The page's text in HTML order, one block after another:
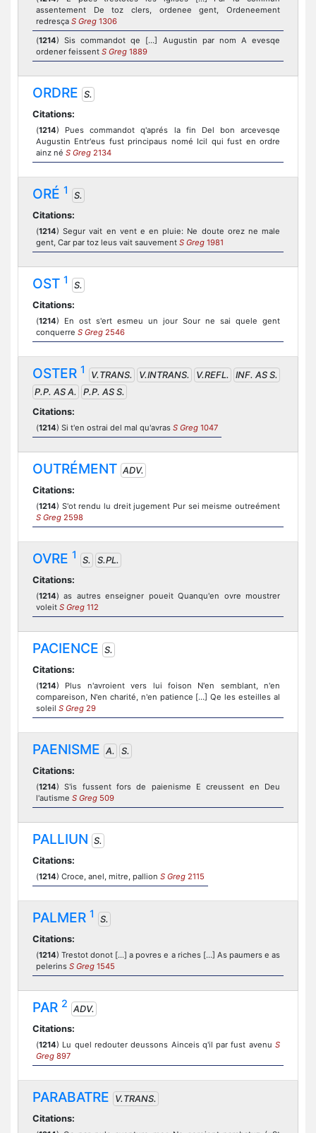
assentement De toz clers, ordenee gent, Ordeneement
redresça S Greg 1306
(1214) Sis commandot qe [...] Augustin par nom A evesqe
ordener feissent S Greg 1889
ORDRE S.
Citations:
(1214) Pues commandot q'aprés la fin Del bon arcevesqe
Augustin Entr'eus fust principaus nomé Icil qui fust en ordre
ainz né S Greg 2134
ORÉ 1
S.
Citations:
(1214) Segur vait en vent e en pluie: Ne doute orez ne male
gent, Car par toz leus vait sauvement S Greg 1981
OST 1
S.
Citations:
(1214) En ost s'ert esmeu un jour Sour ne sai quele gent
conquerre S Greg 2546
OSTER 1 V.TRANS. V.INTRANS. V.REFL.
INF. AS S.
P.P. AS A.
P.P. AS S.
Citations:
(1214) Si t'en ostrai del mal qu'avras S Greg 1047
OUTRÉMENT ADV.
Citations:
(1214) S'ot rendu lu dreit jugement Pur sei meisme outreément
S Greg 2598
OVRE 1 S.
S.PL.
Citations:
(1214) as autres enseigner poueit Quanqu'en ovre moustrer
voleit S Greg 112
PACIENCE S.
Citations:
(1214) Plus n'avroient vers lui foison N'en semblant, n'en
compareison, N'en charité, n'en patience [...] Qe les esteilles al
soleil S Greg 29
PAENISME A.
S.
Citations:
(1214) S'is fussent fors de paienisme E creussent en Deu
l'autisme S Greg 509
PALLIUN S.
Citations:
(1214) Croce, anel, mitre, pallion S Greg 2115
PALMER 1
S.
Citations:
(1214) Trestot donot [...] a povres e a riches [...] As paumers e as
pelerins S Greg 1545
PAR 2 ADV.
Citations:
(1214) Lu quel redouter deussons Ainceis q'il par fust avenu S
Greg 897
PARABATRE
V.TRANS.
Citations: